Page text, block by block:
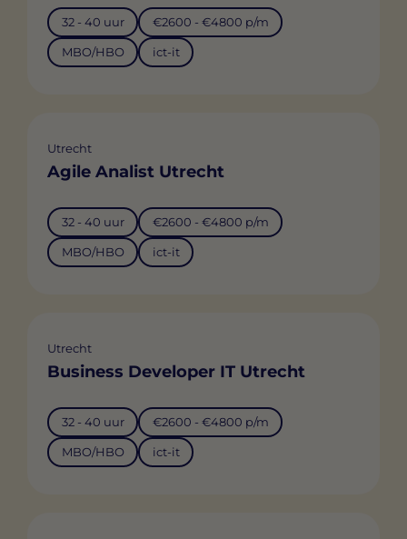
32 - 40 uur €2600 - €4800 p/m
MBO/HBO ict-it
Utrecht
Agile Analist Utrecht
32 - 40 uur €2600 - €4800 p/m
MBO/HBO ict-it
Utrecht
Business Developer IT Utrecht
32 - 40 uur €2600 - €4800 p/m
MBO/HBO ict-it